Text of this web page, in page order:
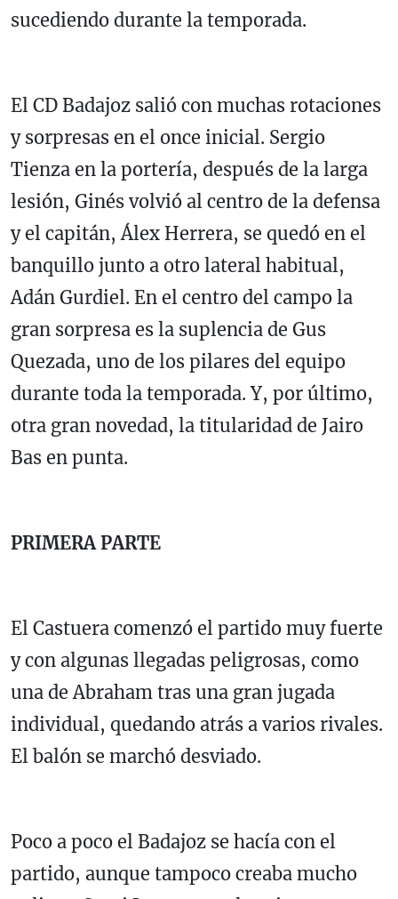
sucediendo durante la temporada.
El CD Badajoz salió con muchas rotaciones
y sorpresas en el once inicial. Sergio
Tienza en la portería, después de la larga
lesión, Ginés volvió al centro de la defensa
y el capitán, Álex Herrera, se quedó en el
banquillo junto a otro lateral habitual,
Adán Gurdiel. En el centro del campo la
gran sorpresa es la suplencia de Gus
Quezada, uno de los pilares del equipo
durante toda la temporada. Y, por último,
otra gran novedad, la titularidad de Jairo
Bas en punta.
PRIMERA PARTE
El Castuera comenzó el partido muy fuerte
y con algunas llegadas peligrosas, como
una de Abraham tras una gran jugada
individual, quedando atrás a varios rivales.
El balón se marchó desviado.
Poco a poco el Badajoz se hacía con el
partido, aunque tampoco creaba mucho